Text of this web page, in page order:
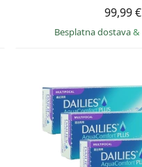
99,99 €
Besplatna dostava&